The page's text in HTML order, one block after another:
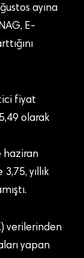
ayına
E-
fiyat
olarak
haziran
yıllık
verilerinden
yapan